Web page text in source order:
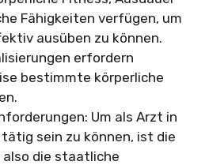
Fähigkeiten verfügen, um
ausüben zu können.
erfordern
bestimmte körperliche
Um als Arzt in
sein zu können, ist die
die staatliche